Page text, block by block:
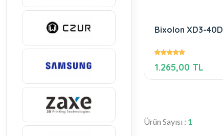
Bixolon XD3-40D
1.265,00 TL
Ürün Sayısı : 1